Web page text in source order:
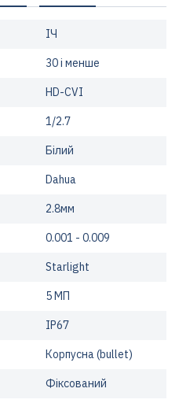
ІЧ
30 і менше
HD-CVI
1/2.7
Білий
Dahua
2.8мм
0.001 - 0.009
Starlight
5 МП
IP67
Корпусна (bullet)
Фіксований